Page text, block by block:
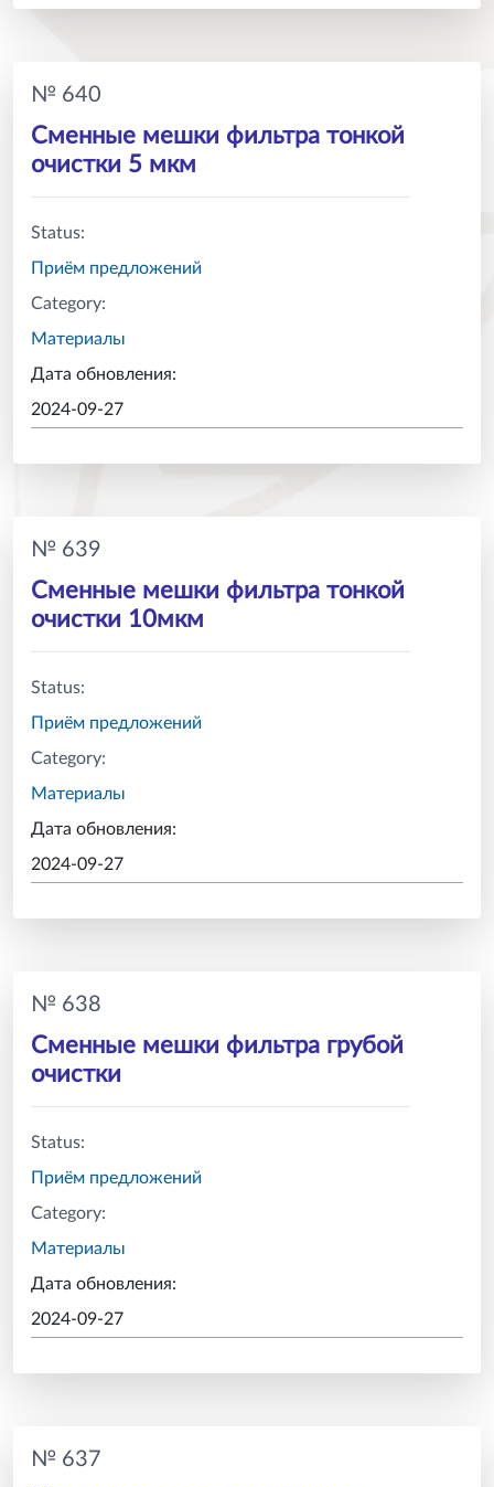
№ 640
Сменные мешки фильтра тонкой
очистки 5 мкм
Status:
Приём предложений
Category:
Материалы
Дата обновления:
2024-09-27
№ 639
Сменные мешки фильтра тонкой
очистки 10мкм
Status:
Приём предложений
Category:
Материалы
Дата обновления:
2024-09-27
№ 638
Сменные мешки фильтра грубой
очистки
Status:
Приём предложений
Category:
Материалы
Дата обновления:
2024-09-27
№ 637